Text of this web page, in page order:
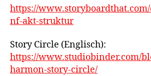
https://
nf-akt-struktur
Story Circle (Englisch):
https://www.studiobinder.com/
harmon-story-circle/